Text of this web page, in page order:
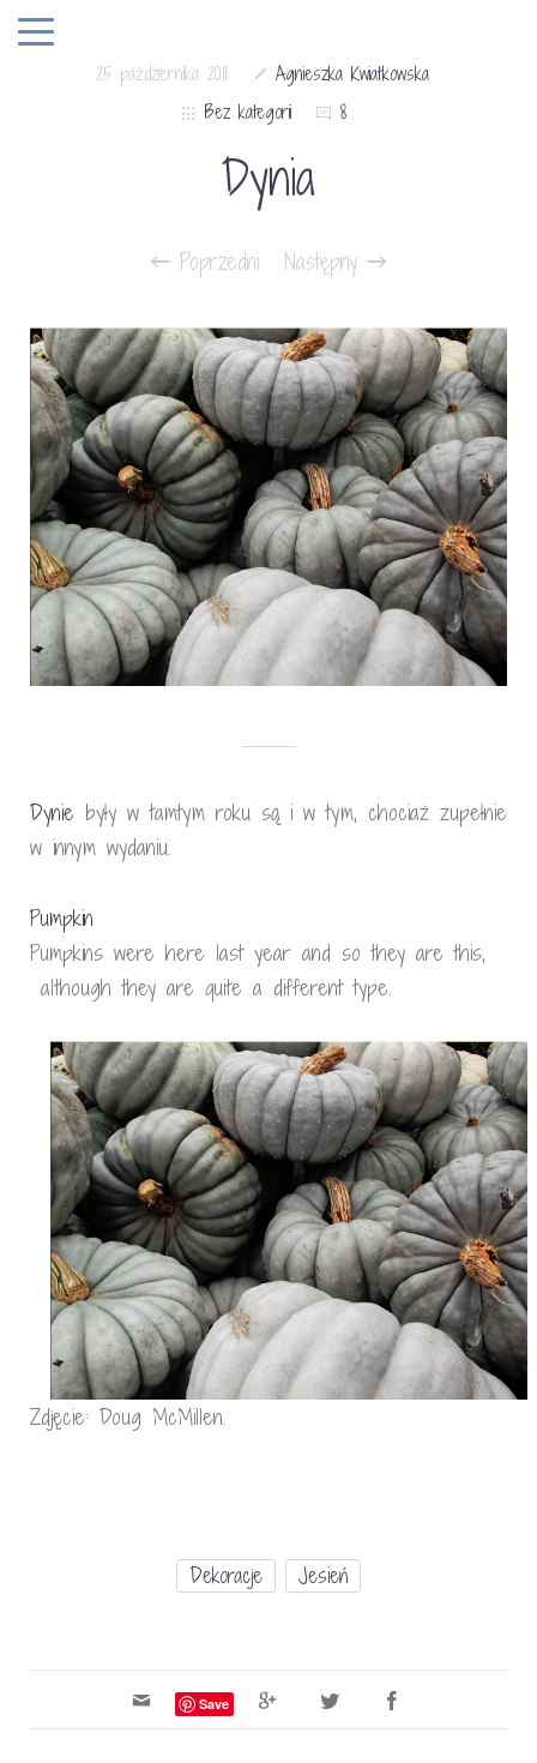
25 października 2011
Agnieszka Kwiatkowska
Bez kategorii
8
Dynia
Poprzedni Następny
Dynie były w tamtym roku są i w tym, chociaż zupełnie
w innym wydaniu.
Pumpkin
Pumpkins were here last year and so they are this,
although they are quite a different type.
Zdjęcie: Doug McMillen.
Dekoracje Jesień
Save